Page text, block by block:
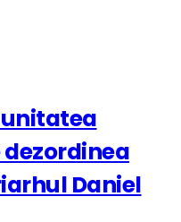
Daniel